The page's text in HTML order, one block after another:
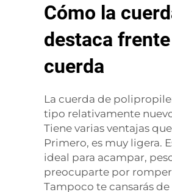
Cómo la
destaca
cuerda
La cuerda de
tipo relativamente
Tiene varias ventajas
Primero, es muy ligera.
ideal para acampar,
preocuparte por
Tampoco te cansarás